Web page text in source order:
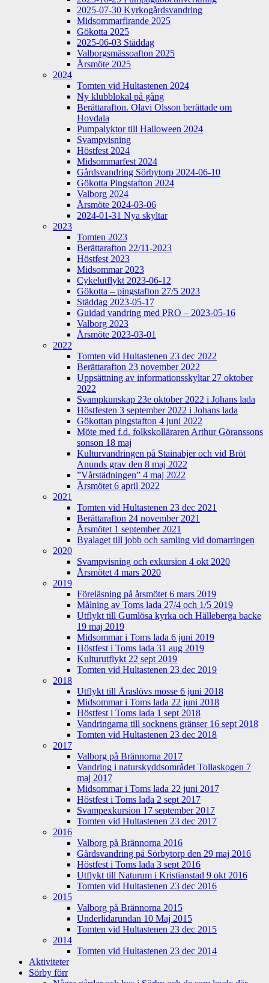
2025-07-30 Kyrkogårdsvandring
Midsommarfirande 2025
Gökotta 2025
2025-06-03 Städdag
Valborgsmässoafton 2025
Årsmöte 2025
2024
Tomten vid Hultastenen 2024
Ny klubblokal på gång
Berättarafton. Olavi Olsson berättade om
Hovdala
Pumpalyktor till Halloween 2024
Svampvisning
Höstfest 2024
Midsommarfest 2024
Gårdsvandring Sörbytorp 2024-06-10
Gökotta Pingstafton 2024
Valborg 2024
Årsmöte 2024-03-06
2024-01-31 Nya skyltar
2023
Tomten 2023
Berättarafton 22/11-2023
Höstfest 2023
Midsommar 2023
Cykelutflykt 2023-06-12
Gökotta – pingstafton 27/5 2023
Städdag 2023-05-17
Guidad vandring med PRO – 2023-05-16
Valborg 2023
Årsmöte 2023-03-01
2022
Tomten vid Hultastenen 23 dec 2022
Berättarafton 23 november 2022
Uppsättning av informationsskyltar 27 oktober
2022
Svampkunskap 23e oktober 2022 i Johans lada
Höstfesten 3 september 2022 i Johans lada
Gökottan pingstafton 4 juni 2022
Möte med f.d. folkskolläraren Arthur Göranssons
sonson 18 maj
Kulturvandringen på Stainabjer och vid Bröt
Anunds grav den 8 maj 2022
”Vårstädningen” 4 maj 2022
Årsmötet 6 april 2022
2021
Tomten vid Hultastenen 23 dec 2021
Berättarafton 24 november 2021
Årsmötet 1 september 2021
Byalaget till jobb och samling vid domarringen
2020
Svampvisning och exkursion 4 okt 2020
Årsmötet 4 mars 2020
2019
Föreläsning på årsmötet 6 mars 2019
Målning av Toms lada 27/4 och 1/5 2019
Utflykt till Gumlösa kyrka och Hälleberga backe
19 maj 2019
Midsommar i Toms lada 6 juni 2019
Höstfest i Toms lada 31 aug 2019
Kulturutflykt 22 sept 2019
Tomten vid Hultastenen 23 dec 2019
2018
Utflykt till Åraslövs mosse 6 juni 2018
Midsommar i Toms lada 22 juni 2018
Höstfest i Toms lada 1 sept 2018
Vandringarna till socknens gränser 16 sept 2018
Tomten vid Hultastenen 23 dec 2018
2017
Valborg på Brännorna 2017
Vandring i naturskyddsområdet Tollaskogen 7
maj 2017
Midsommar i Toms lada 22 juni 2017
Höstfest i Toms lada 2 sept 2017
Svampexkursion 17 september 2017
Tomten vid Hultastenen 23 dec 2017
2016
Valborg på Brännorna 2016
Gårdsvandring på Sörbytorp den 29 maj 2016
Höstfest i Toms lada 3 sept 2016
Utflykt till Naturum i Kristianstad 9 okt 2016
Tomten vid Hultastenen 23 dec 2016
2015
Valborg på Brännorna 2015
Underlidarundan 10 Maj 2015
Tomten vid Hultastenen 23 dec 2015
2014
Tomten vid Hultastenen 23 dec 2014
Aktiviteter
Sörby förr